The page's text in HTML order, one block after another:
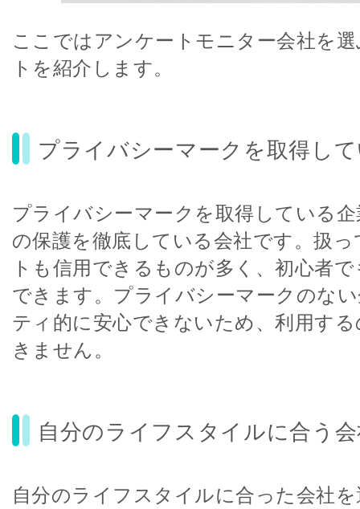
ここではアンケートモニター会社を
トを紹介します。
プライバシーマークを取得し
プライバシーマークを取得している
の保護を徹底している会社です。扱
トも信用できるものが多く、初心者
できます。プライバシーマークのな
ティ的に安心できないため、利用す
きません。
自分のライフスタイルに合う
自分のライフスタイルに合った会社